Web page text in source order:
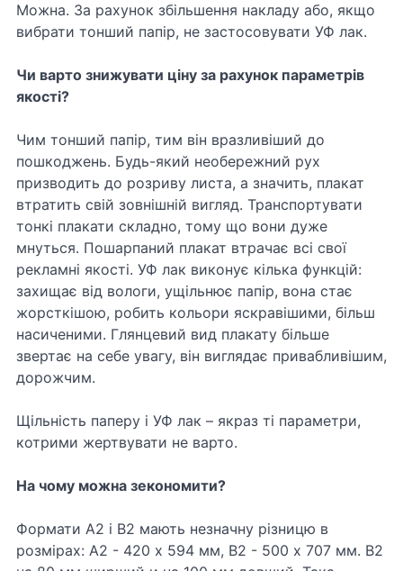
Можна. За рахунок збільшення накладу або, якщо
вибрати тонший папір, не застосовувати УФ лак.
Чи варто знижувати ціну за рахунок параметрів
якості?
Чим тонший папір, тим він вразливіший до
пошкоджень. Будь-який необережний рух
призводить до розриву листа, а значить, плакат
втратить свій зовнішній вигляд. Транспортувати
тонкі плакати складно, тому що вони дуже
мнуться. Пошарпаний плакат втрачає всі свої
рекламні якості. УФ лак виконує кілька функцій:
захищає від вологи, ущільнює папір, вона стає
жорсткішою, робить кольори яскравішими, більш
насиченими. Глянцевий вид плакату більше
звертає на себе увагу, він виглядає привабливішим,
дорожчим.
Щільність паперу і УФ лак – якраз ті параметри,
котрими жертвувати не варто.
На чому можна зекономити?
Формати А2 і В2 мають незначну різницю в
розмірах: А2 - 420 x 594 мм, В2 - 500 x 707 мм. В2